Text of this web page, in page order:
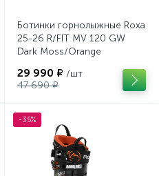
Ботинки горнолыжные Roxa
25-26 R/FIT MV 120 GW
Dark Moss/Orange
29 990 ₽ /шт
47 690 ₽
-35%